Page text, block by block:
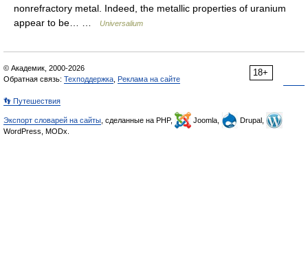
nonrefractory metal. Indeed, the metallic properties of uranium
appear to be… …
Universalium
18+
© Академик, 2000-2026
Обратная связь: Техподдержка Реклама на сайте
👣 Путешествия
Экспорт словарей на сайты , сделанные на PHP, Joomla,
Drupal,
WordPress, MODx.